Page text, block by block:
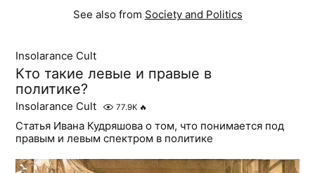
See also from Society and Politics
Insolarance Cult
Кто такие левые и правые в
политике?
Insolarance Cult 77.9K 🔥
Статья Ивана Кудряшова о том, что понимается под
правым и левым спектром в политике